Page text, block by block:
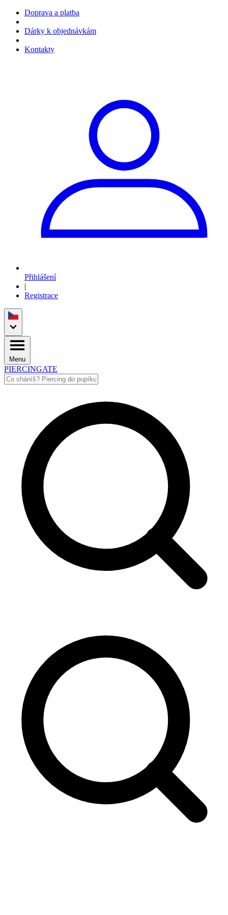
Doprava a platba
Dárky k objednávkám
Kontakty
Přihlášení
|
Registrace
Menu
PIERCINGATE